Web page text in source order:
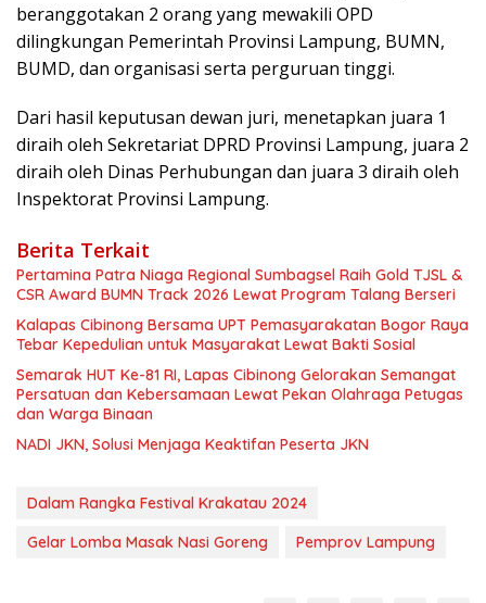
beranggotakan 2 orang yang mewakili OPD
dilingkungan Pemerintah Provinsi Lampung, BUMN,
BUMD, dan organisasi serta perguruan tinggi.
Dari hasil keputusan dewan juri, menetapkan juara 1
diraih oleh Sekretariat DPRD Provinsi Lampung, juara 2
diraih oleh Dinas Perhubungan dan juara 3 diraih oleh
Inspektorat Provinsi Lampung.
Berita Terkait
Pertamina Patra Niaga Regional Sumbagsel Raih Gold TJSL &
CSR Award BUMN Track 2026 Lewat Program Talang Berseri
Kalapas Cibinong Bersama UPT Pemasyarakatan Bogor Raya
Tebar Kepedulian untuk Masyarakat Lewat Bakti Sosial
Semarak HUT Ke-81 RI, Lapas Cibinong Gelorakan Semangat
Persatuan dan Kebersamaan Lewat Pekan Olahraga Petugas
dan Warga Binaan
NADI JKN, Solusi Menjaga Keaktifan Peserta JKN
Dalam Rangka Festival Krakatau 2024
Gelar Lomba Masak Nasi Goreng
Pemprov Lampung